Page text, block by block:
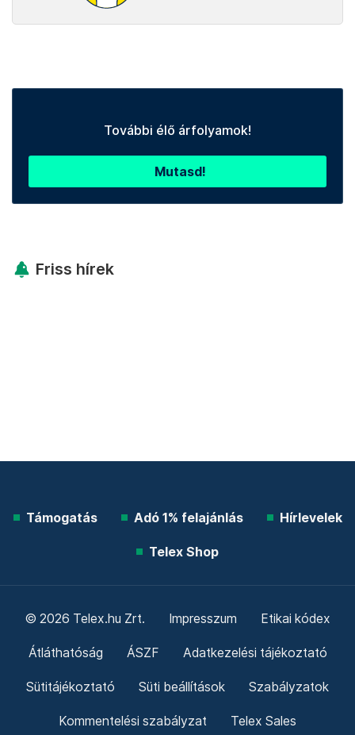
További élő árfolyamok!
Mutasd!
Friss hírek
Támogatás Adó 1% felajánlás Hírlevelek
Telex Shop
© 2026 Telex.hu Zrt. Impresszum Etikai kódex
Átláthatóság ÁSZF Adatkezelési tájékoztató
Sütitájékoztató Süti beállítások Szabályzatok
Kommentelési szabályzat Telex Sales